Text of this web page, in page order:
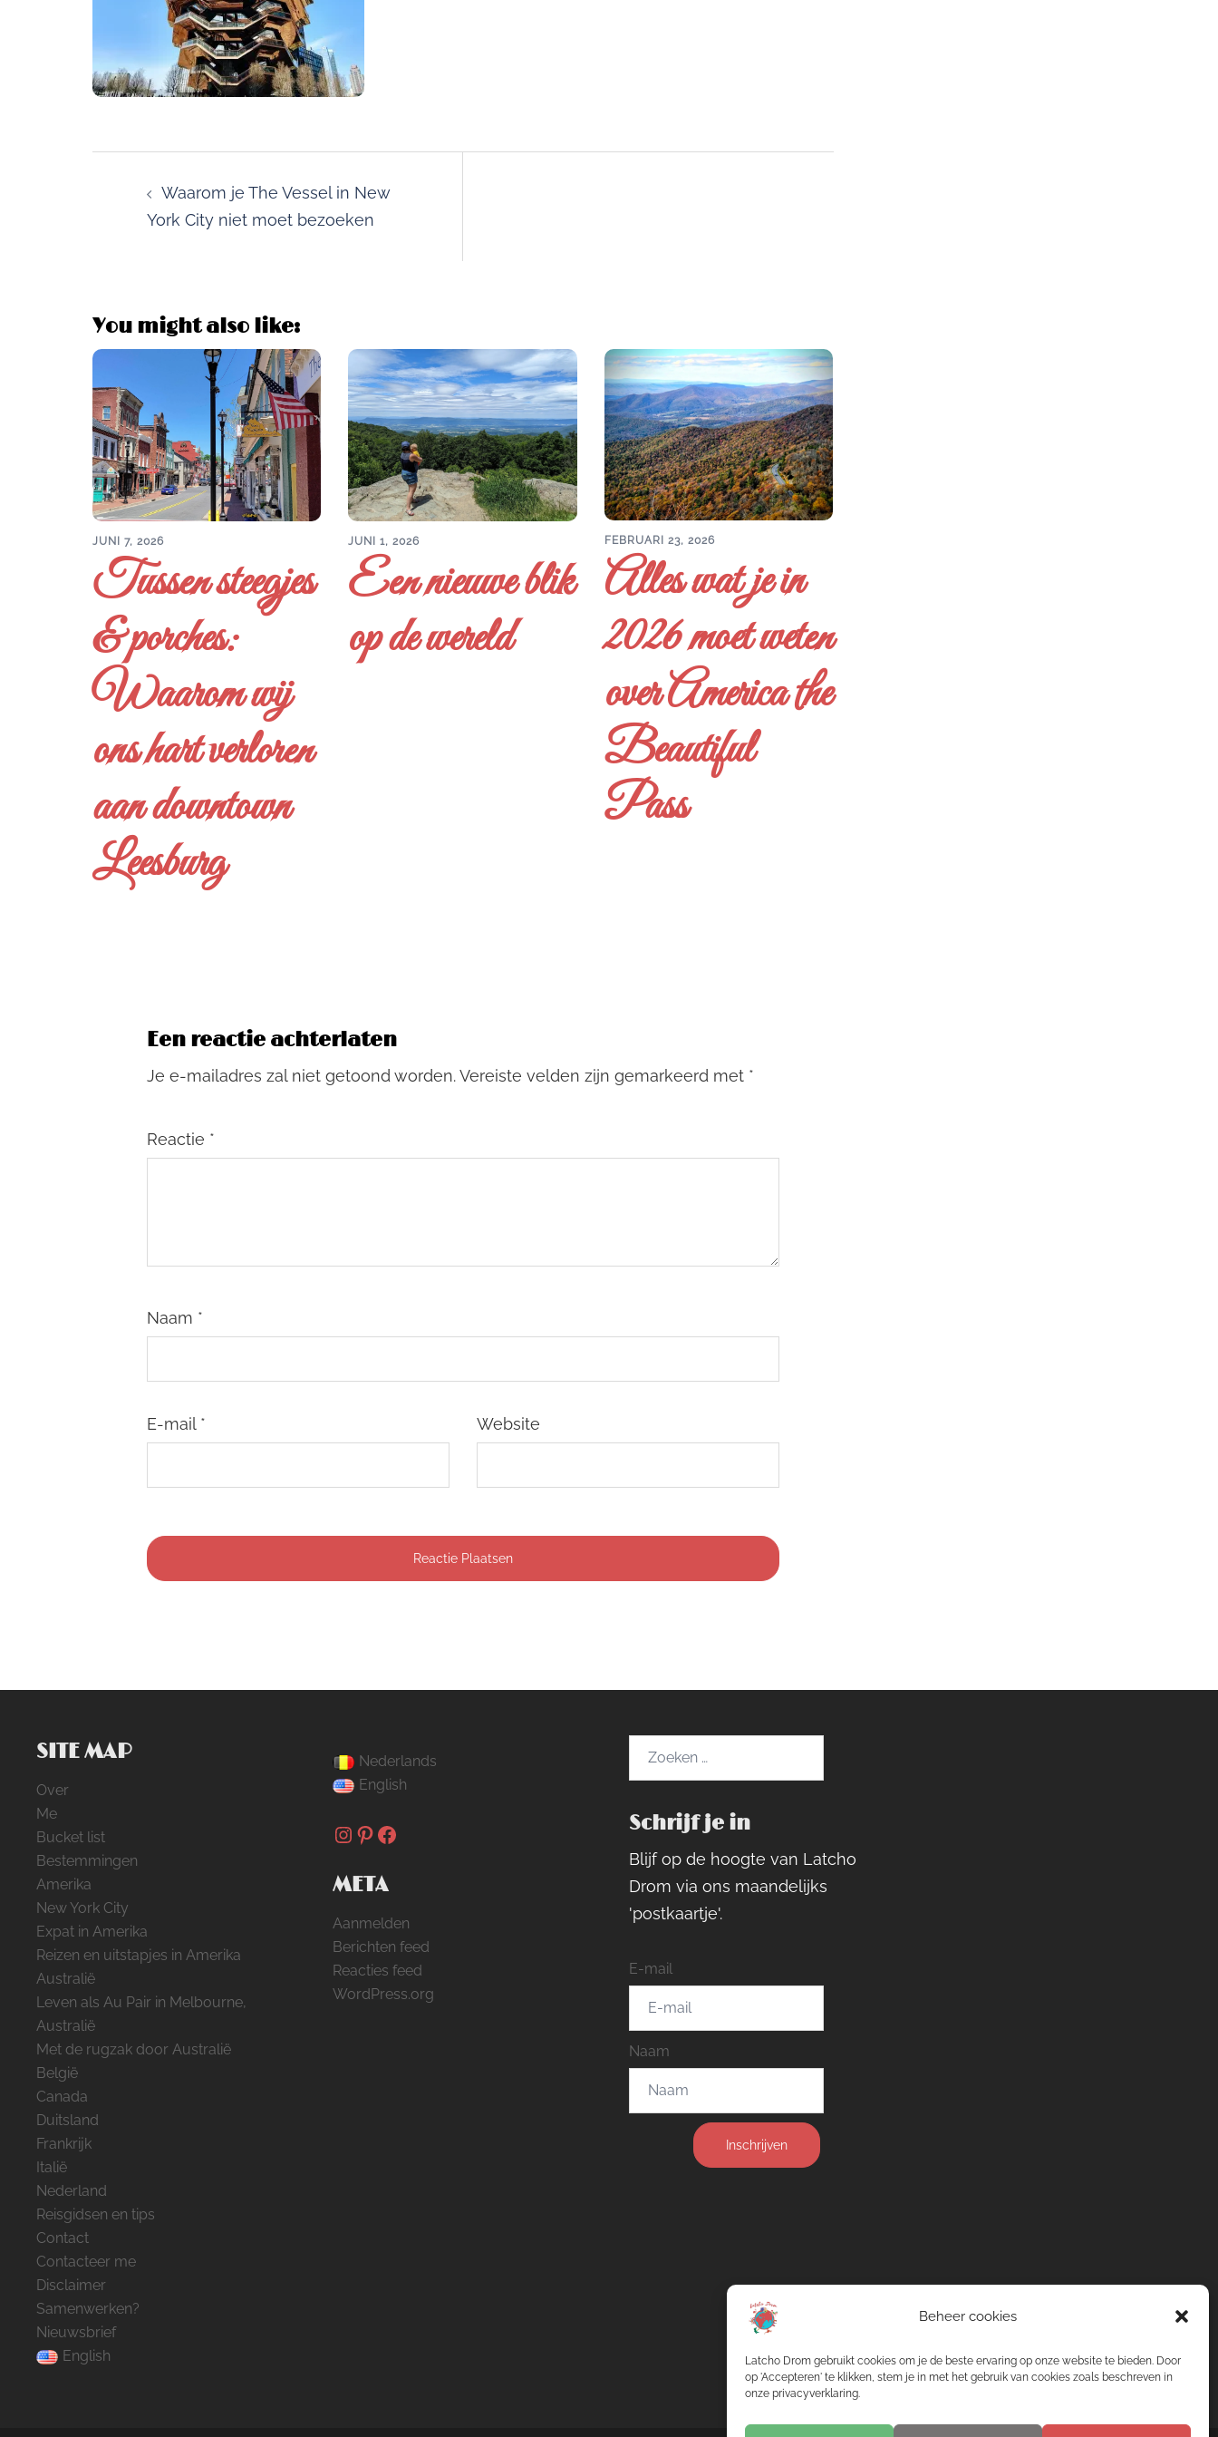
Beheer cookies
Latcho Drom gebruikt cookies om je de beste ervaring op onze website te bieden. Door
op 'Accepteren' te klikken, stem je in met het gebruik van cookies zoals beschreven in
onze privacyverklaring.
navigationWaarom je The Vessel in New
York City niet moet bezoeken
You might also like:
JUNI 7, 2026
Tussen steegjes
& porches:
Waarom wij
ons hart verloren
aan downtown
Leesburg
JUNI 1, 2026
Een nieuwe blik
op de wereld
FEBRUARI 23, 2026
Alles wat je in
2026 moet weten
over America the
Beautiful
Pass
Een reactie achterlaten
Je e-mailadres zal niet getoond worden.Vereiste velden zijn gemarkeerd met *
Reactie *
Naam *
E-mail * Website
SITE MAP
Over
Me
Bucket list
Bestemmingen
Amerika
New York City
Expat in Amerika
Reizen en uitstapjes in Amerika
Australië
Leven als Au Pair in Melbourne,
Australië
Met de rugzak door Australië
België
Canada
Duitsland
Frankrijk
Italië
Nederland
Reisgidsen en tips
Contact
Contacteer me
Disclaimer
Samenwerken?
Nieuwsbrief
English
Nederlands
English
Instagram
Pinterest
Facebook
META
Aanmelden
Berichten feed
Reacties feed
WordPress.org
Schrijf je in
Blijf op de hoogte van Latcho
Drom via ons maandelijks
'postkaartje'.
E-mail
Naam
Inschrijven